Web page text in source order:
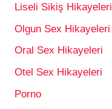
Liseli Sikiş Hikayeleri
Olgun Sex Hikayeleri
Oral Sex Hikayeleri
Otel Sex Hikayeleri
Porno